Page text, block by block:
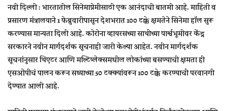
नवी दिल्ली :भारतातील सिनेमाप्रेमींसाठी एक आनंदाची बातमी आहे. माहिती व
प्रसारण मंत्रालयाने 1 फेब्रुवारीपासून देशभरात 100 टक्के क्षमतेने सिनेमा हॉल सुरू
करण्यास मान्यता दिली आहे. कोरोना व्हायरसच्या साथीच्या पार्श्वभूमीवर केंद्र
सरकारने नवीन मार्गदर्शक सूचनाही जारी केल्या आहेत. नवीन मार्गदर्शक
सूचनांनुसार थिएटर आणि मल्टिप्लेक्समधील लोकांच्या बसण्याची क्षमता ही
एसओपीचं पालन करून सध्याच्या 50 टक्क्यांवरून 100 टक्के करण्याची परवानगी
देण्यात आली आहे.